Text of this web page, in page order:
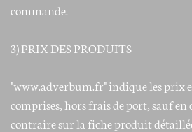
commande.
3) PRIX DES PRODUITS
"www.adverbum.fr" indique les prix
comprises, hors frais de port, sauf en
contraire sur la fiche produit